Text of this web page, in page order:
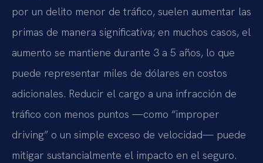
por un delito menor de tráfico, suelen aumentar las
primas de manera significativa; en muchos casos, el
aumento se mantiene durante 3 a 5 años, lo que
puede representar miles de dólares en costos
adicionales. Reducir el cargo a una infracción de
tráfico con menos puntos —como “improper
driving” o un simple exceso de velocidad— puede
mitigar sustancialmente el impacto en el seguro.